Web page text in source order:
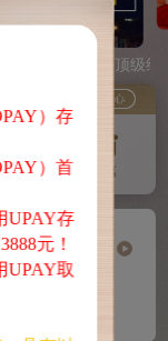
娱乐场，亚洲顶级线
优惠
）存
）首
UPAY存
元！
UPAY取
尊敬
▲入
①【
自动
无忧！
【
点
【点